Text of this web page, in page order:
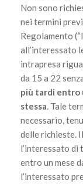
Non sono
nei termini
Regolamento
all’interessato
intrapresa
da 15 a 22
più tardi entro
stessa. Tale
necessario,
delle richieste.
l’interessato di
entro un mese
l’interessato